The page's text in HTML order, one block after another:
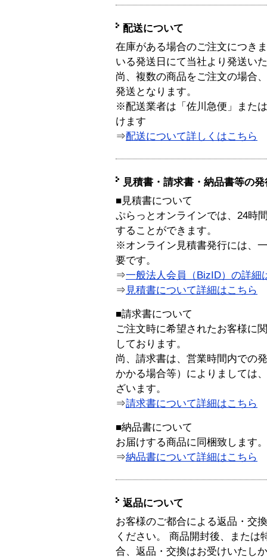
配送について
在庫がある場合のご注文につき
いる発送日にて当社より発送い
尚、複数の商品をご注文の場合
発送となります。
※配送業者は「佐川急便」また
けます
⇒配送について詳しくはこちら
見積書・請求書・納品書等の
■見積書について
ぷらっとオンラインでは、24時
することができます。
※オンライン見積書発行には、
要です。
⇒一般法人会員（BizID）の詳細
⇒ 見積書について詳細はこちら
■請求書について
ご注文時に希望されたお客様に
しております。
尚、請求書は、営業時間内での
かかる場合等）によりましては
ざいます。
⇒請求書について詳細はこちら
■納品書について
お届けする商品に同梱致します。
⇒納品書について詳細はこちら
返品について
お客様のご都合による返品・交
ください。 商品開封後、または
合、返品・交換はお受けいたし